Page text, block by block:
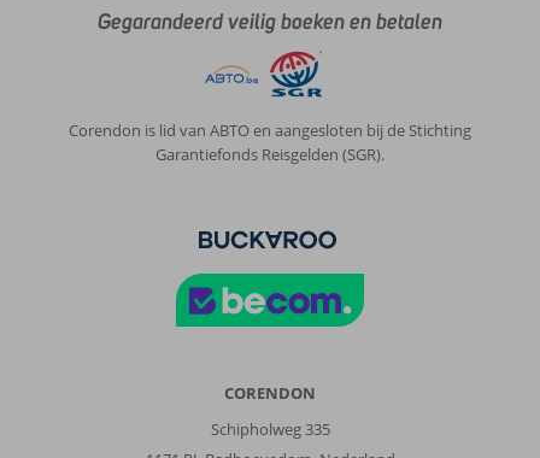
Gegarandeerd veilig boeken en betalen
Corendon is lid van ABTO en aangesloten bij de Stichting
Garantiefonds Reisgelden (SGR).
CORENDON
Schipholweg 335